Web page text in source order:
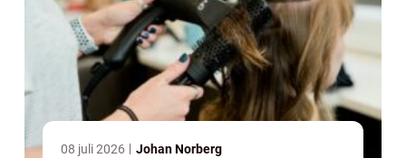
08 juli 2026 Johan Norberg